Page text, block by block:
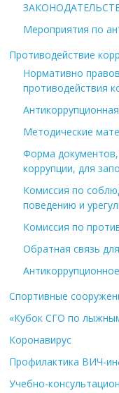
Мероприятия по
Противодействие
Нормативно
противодействия
Методические
Форма
коррупции, для
Комиссия по
поведению и
Комиссия по
Обратная связь
Спортивные
«Кубок СГО по
Коронавирус
Профилактика ВИЧ-
Учебно-